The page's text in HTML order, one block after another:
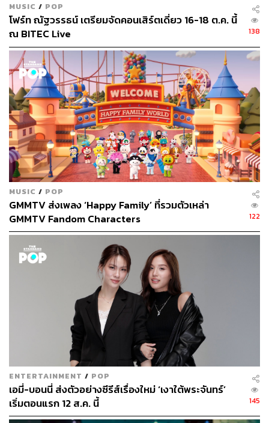
MUSIC / POP
โฟร์ท ณัฐวรรธน์ เตรียมจัดคอนเสิร์ตเดี่ยว 16-18 ต.ค. นี้
ณ BITEC Live
138
MUSIC / POP
GMMTV ส่งเพลง ‘Happy Family’ ที่รวมตัวเหล่า
GMMTV Fandom Characters
122
ENTERTAINMENT / POP
เอมี่-บอนนี่ ส่งตัวอย่างซีรีส์เรื่องใหม่ ‘เงาใต้พระจันทร์’
เริ่มตอนแรก 12 ส.ค. นี้
145